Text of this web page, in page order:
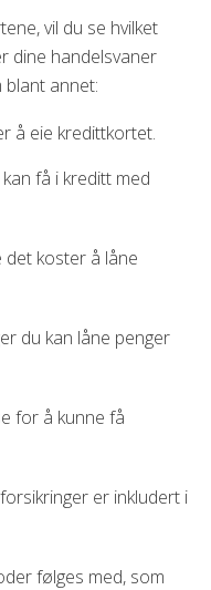
vil du se hvilket
dine handelsvaner
annet:
å eie kredittkortet.
få i kreditt med
det koster å låne
du kan låne penger
for å kunne få
er inkludert i
følges med, som